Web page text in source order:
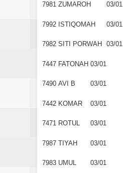
7981 ZUMAROH 03/01
7992 ISTIQOMAH 03/01
7982 SITI PORWAH 03/01
7447 FATONAH 03/01
7490 AVI B 03/01
7442 KOMAR 03/01
7471 ROTUL 03/01
7987 TIYAH 03/01
7983 UMUL 03/01